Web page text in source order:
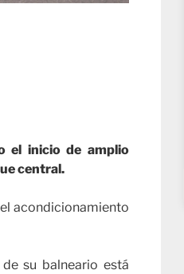
el inicio de amplio
central.
acondicionamiento
su balneario está